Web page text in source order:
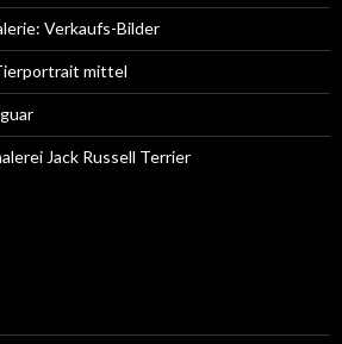
Verkaufs-Bilder
mittel
Jack Russell Terrier